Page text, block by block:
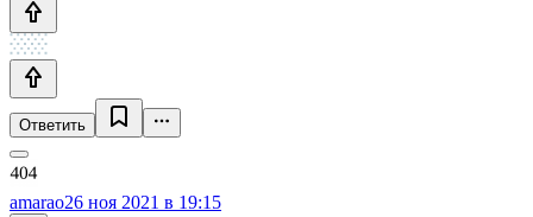
Ответить
amarao26 ноя 2021 в 19:15